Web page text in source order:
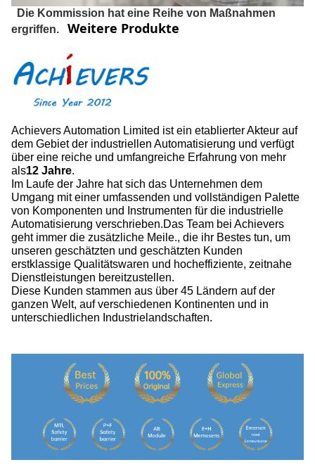
Die Kommission hat eine Reihe von Maßnahmen
ergriffen.
Weitere Produkte
Achievers Automation Limited ist ein etablierter Akteur auf
dem Gebiet der industriellen Automatisierung und verfügt
über eine reiche und umfangreiche Erfahrung von mehr
als12 Jahre.
Im Laufe der Jahre hat sich das Unternehmen dem
Umgang mit einer umfassenden und vollständigen Palette
von Komponenten und Instrumenten für die industrielle
Automatisierung verschrieben.Das Team bei Achievers
geht immer die zusätzliche Meile., die ihr Bestes tun, um
unseren geschätzten und geschätzten Kunden
erstklassige Qualitätswaren und hocheffiziente, zeitnahe
Dienstleistungen bereitzustellen.
Diese Kunden stammen aus über 45 Ländern auf der
ganzen Welt, auf verschiedenen Kontinenten und in
unterschiedlichen Industrielandschaften.